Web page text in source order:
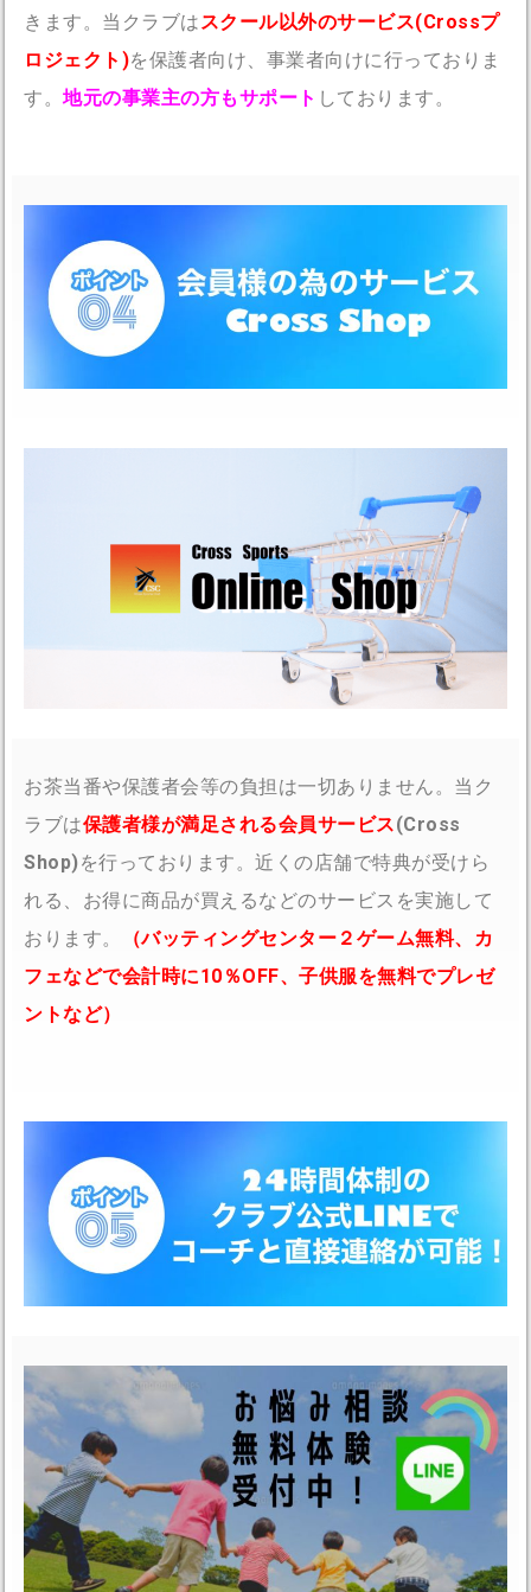
きます。当クラブはスクール以外のサービス(Crossプ
ロジェクト)を保護者向け、事業者向けに行っておりま
す。地元の事業主の方もサポート しております。
お茶当番や保護者会等の負担は一切ありません。当ク
ラブは保護者様が満足される会員サービス(Cross
Shop)を行っております。近くの店舗で特典が受けら
れる、お得に商品が買えるなどのサービスを実施して
おります。
（バッティングセンター２ゲーム無料、カ
フェなどで会計時に10 ％OFF、子供服を無料でプレゼ
ントなど）